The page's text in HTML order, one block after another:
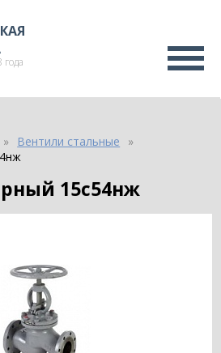
Вентили стальные
15с54нж